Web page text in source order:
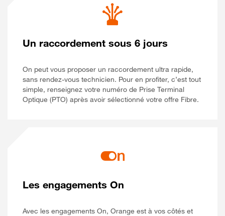
Un raccordement sous 6 jours
On peut vous proposer un raccordement ultra rapide,
sans rendez-vous technicien. Pour en profiter, c’est tout
simple, renseignez votre numéro de Prise Terminal
Optique (PTO) après avoir sélectionné votre offre Fibre.
Les engagements On
Avec les engagements On, Orange est à vos côtés et